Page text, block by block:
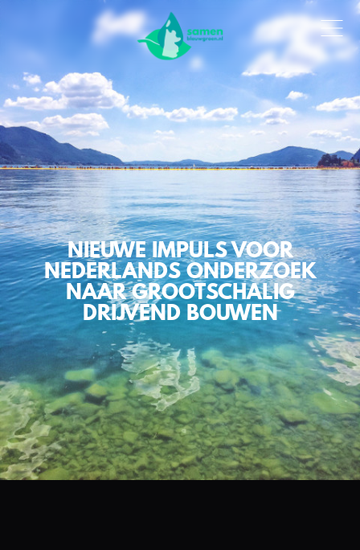
NIEUWE IMPULS VOOR
NEDERLANDS ONDERZOEK
NAAR GROOTSCHALIG
DRIJVEND BOUWEN